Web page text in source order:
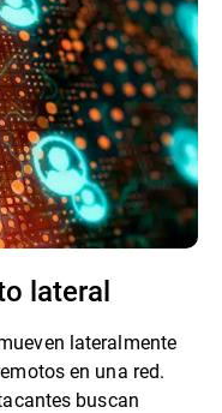
lateral
lateralmente
en una red.
buscan